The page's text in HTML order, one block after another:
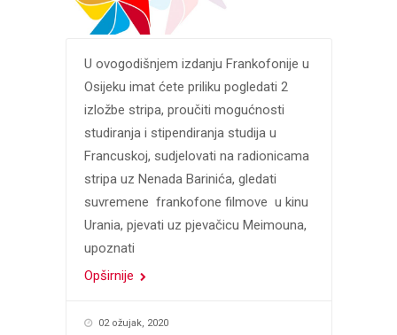
U ovogodišnjem izdanju Frankofonije u
Osijeku imat ćete priliku pogledati 2
izložbe stripa, proučiti mogućnosti
studiranja i stipendiranja studija u
Francuskoj, sudjelovati na radionicama
stripa uz Nenada Barinića, gledati
suvremene frankofone filmove u kinu
Urania, pjevati uz pjevačicu Meimouna,
upoznati
Opširnije
02 ožujak, 2020